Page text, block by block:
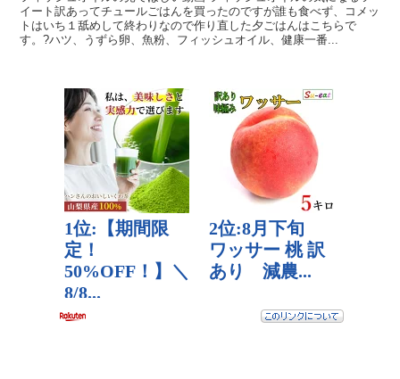
イート訳あってチュールごはんを買ったのですが誰も食べず、コメッ
トはいち１舐めして終わりなので作り直した夕ごはんはこちらで
す。?ハツ、うずら卵、魚粉、フィッシュオイル、健康一番...